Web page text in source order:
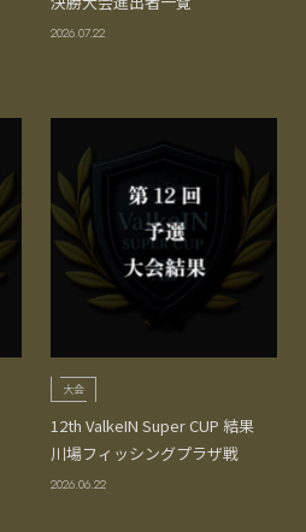
2026.07.22
大会
12th ValkeIN Super CUP 結果
川場フィッシングプラザ戦
2026.06.22